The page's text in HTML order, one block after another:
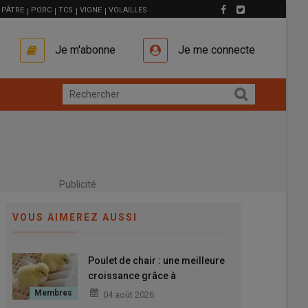
PÂTRE PORC TCS VIGNE VOLAILLES
Je m'abonne Je me connecte
Publicité
VOUS AIMEREZ AUSSI
Poulet de chair : une meilleure
croissance grâce à
l’alimentation précoce
04 août 2026